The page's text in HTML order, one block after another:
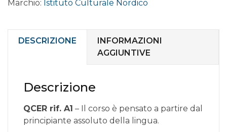
online
PRINCIPIANTE
A1.2
Marchio: Istituto Culturale Nordico
DESCRIZIONE
INFORMAZIONI
AGGIUNTIVE
Descrizione
QCER rif. A1 – Il corso è pensato a partire dal
principiante assoluto della lingua.